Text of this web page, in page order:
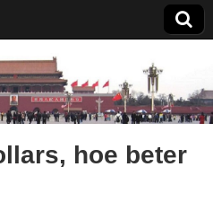
hoe beter